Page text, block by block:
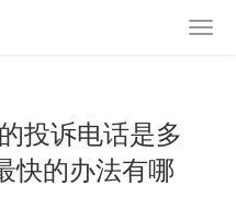
投诉电话是多
快的办法有哪